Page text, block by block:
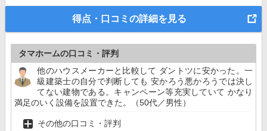
得点・口コミの詳細を見る
タマホームの口コミ・評判
他のハウスメーカーと比較して ダントツに安かった。一
級建築士の自分で判断しても 安かろう悪かろうでは決し
てない建物である。キャンペーン等充実していて かなり
満足のいく設備を設置できた。（50代／男性）
その他の口コミ・評判